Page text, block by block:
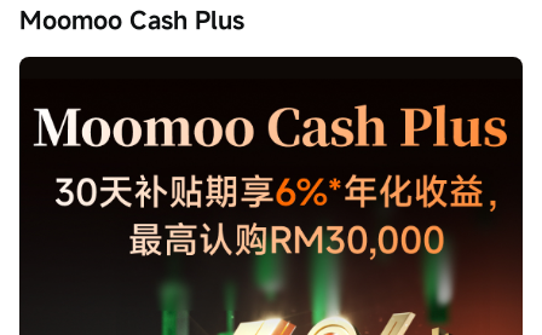
Moomoo Cash Plus